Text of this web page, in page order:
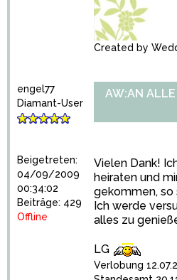
Created by
engel77
Diamant-User
Beigetreten:
04/09/2009
00:34:02
Beiträge: 429
Offline
AW:AN ALLE
Vielen Dank!
heiraten und
gekommen, so
Ich werde
alles zu
LG
Verlobung